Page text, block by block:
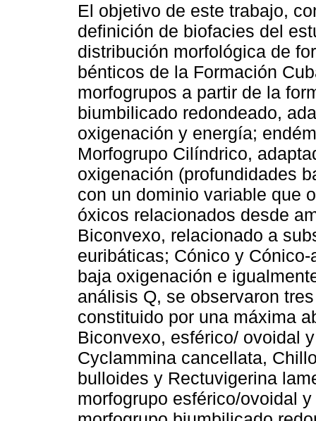
El objetivo de este trabajo,
definición de biofacies del
distribución morfológica de
bénticos de la Formación
morfogrupos a partir de la
biumbilicado redondeado,
oxigenación y energía;
Morfogrupo Cilíndrico,
oxigenación (profundidades
con un dominio variable que
óxicos relacionados desde
Biconvexo, relacionado a
euribáticas; Cónico y
baja oxigenación e
análisis Q, se observaron
constituido por una máxima
Biconvexo, esférico/ ovoidal
Cyclammina cancellata,
bulloides y Rectuvigerina
morfogrupo esférico/ovoidal